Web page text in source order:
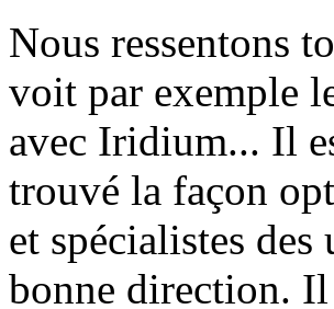
Nous ressentons
voit par exemple
avec Iridium... Il
trouvé la façon
et spécialistes des
bonne direction.